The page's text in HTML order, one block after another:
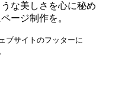
な美しさを心に秘め
ージ制作を。
ブサイトのフッターに